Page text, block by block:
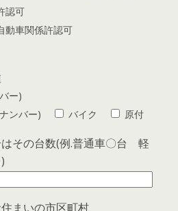
認可
動車関係許認可
ー)
ンバー)
バイク 原付
その台数(例.普通車〇台 軽
まいの市区町村